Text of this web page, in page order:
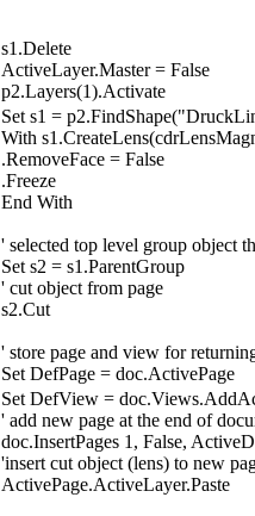
s1.Delete
ActiveLayer.Master = False
p2.Layers(1).Activate
Set s1 =
With
.RemoveFace = False
.Freeze
End With
' selected top level group object
Set s2 = s1.ParentGroup
' cut object from page
s2.Cut
' store page and view for
Set DefPage = doc.ActivePage
Set DefView =
' add new page at the end of
doc.InsertPages 1, False,
'insert cut object (lens) to new
ActivePage.ActiveLayer.Paste